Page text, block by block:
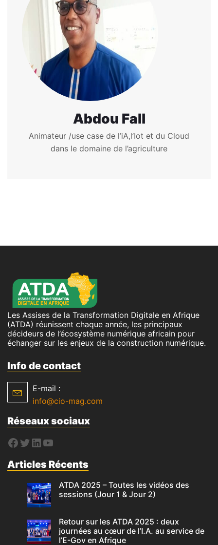
Abdou Fall
Animateur /use case de l’iA,l’Iot et du Cloud
dans le domaine de l’agriculture
Les Assises de la Transformation Digitale en Afrique
(ATDA) réunissent chaque année, les principaux
décideurs de l’écosystème numérique africain pour
échanger sur les enjeux de la construction numérique.
Info de contact
E-mail :
info@cio-mag.com
Réseaux sociaux
Articles Récents
ATDA 2025 – Toutes les vidéos des
sessions (Jour 1 & Jour 2)
Retour sur les ATDA 2025 : deux
journées au cœur de l’I.A. au service de
l’E-Gov en Afrique